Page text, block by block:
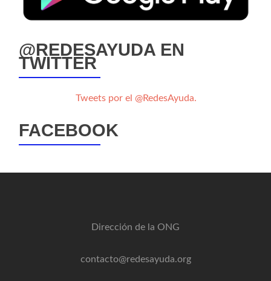
@REDESAYUDA EN
TWITTER
Tweets por el @RedesAyuda.
FACEBOOK
Dirección de la ONG
contacto@redesayuda.org